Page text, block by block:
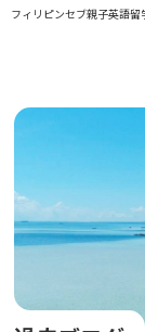
フィリピンセブ親子英語留